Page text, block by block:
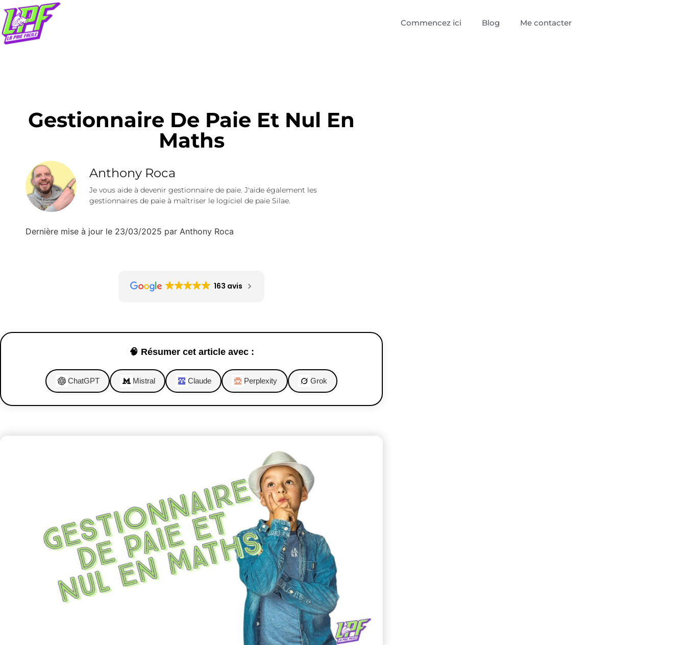
Commencez ici Blog Me contacter
Gestionnaire De Paie Et Nul En
Maths
Anthony Roca
Je vous aide à devenir gestionnaire de paie. J'aide également les
gestionnaires de paie à maîtriser le logiciel de paie Silae.
Dernière mise à jour le 23/03/2025 par Anthony Roca
163 avis
🧠 Résumer cet article avec :
ChatGPT Mistral Claude Perplexity Grok